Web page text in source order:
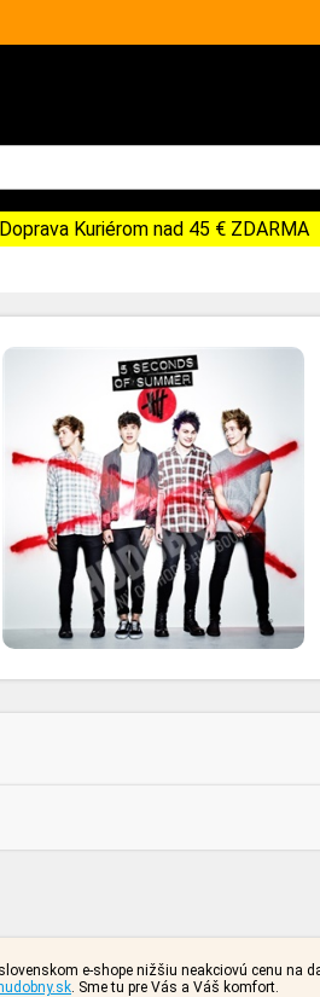
Doprava Kuriérom nad 45 € ZDARMA
e-shope nižšiu neakciovú cenu
. Sme tu pre Vás a Váš komfort.